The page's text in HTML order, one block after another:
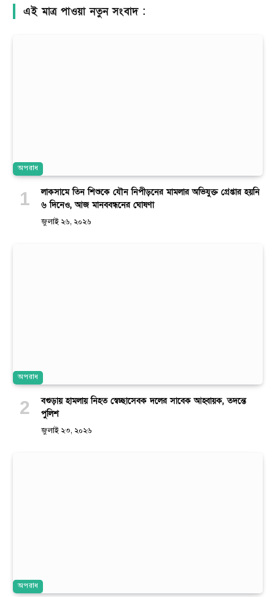
এই মাত্র পাওয়া নতুন সংবাদ :
অপরাধ
লাকসামে তিন শিশুকে যৌন নিপীড়নের মামলার অভিযুক্ত গ্রেপ্তার হয়নি
৬ দিনেও, আজ মানববন্ধনের ঘোষণা
জুলাই ২৬, ২০২৬
অপরাধ
বগুড়ায় হামলায় নিহত স্বেচ্ছাসেবক দলের সাবেক আহ্বায়ক, তদন্তে
পুলিশ
জুলাই ২৩, ২০২৬
অপরাধ